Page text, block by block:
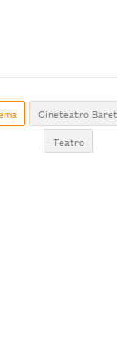
Cineteatro
Teatro